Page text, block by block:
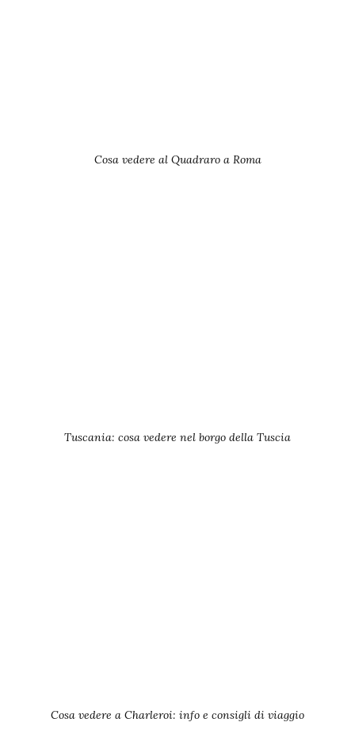
Cosa vedere al Quadraro a Roma
Tuscania: cosa vedere nel borgo della Tuscia
Cosa vedere a Charleroi: info e consigli di viaggio